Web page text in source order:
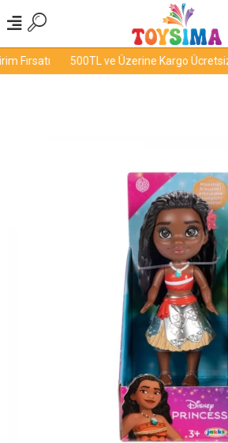
Fırsatı 500TL ve Üzerine Kargo Ücretsiz!